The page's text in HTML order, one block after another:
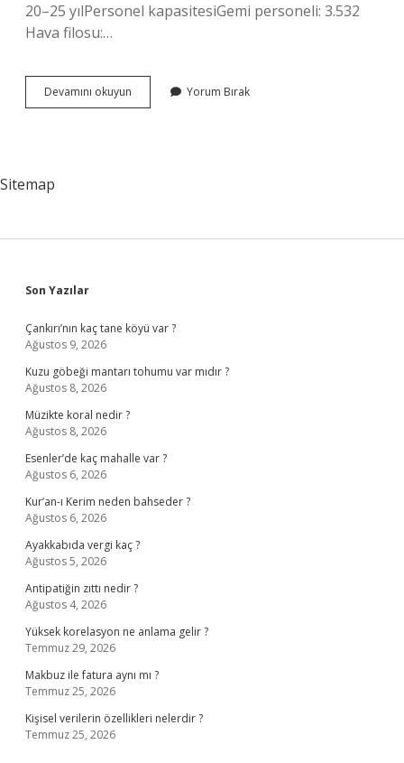
20–25 yılPersonel kapasitesiGemi personeli: 3.532
Hava filosu:…
Devamını okuyun
Kaç
Yorum Bırak
Sitemap
Sidebar
Son Yazılar
Çankırı’nın kaç tane köyü var ?
Ağustos 9, 2026
Kuzu göbeği mantarı tohumu var mıdır ?
Ağustos 8, 2026
Müzikte koral nedir ?
Ağustos 8, 2026
Esenler’de kaç mahalle var ?
Ağustos 6, 2026
Kur’an-ı Kerim neden bahseder ?
Ağustos 6, 2026
Ayakkabıda vergi kaç ?
Ağustos 5, 2026
Antipatiğin zıttı nedir ?
Ağustos 4, 2026
Yüksek korelasyon ne anlama gelir ?
Temmuz 29, 2026
Makbuz ile fatura aynı mı ?
Temmuz 25, 2026
Kişisel verilerin özellikleri nelerdir ?
Temmuz 25, 2026